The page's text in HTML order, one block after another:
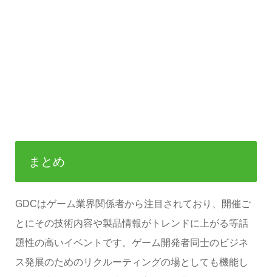
まとめ
GDCはゲーム業界関係者から注目されており、開催ご
とにその技術内容や製品情報がトレンドに上がる等話
題性の高いイベントです。ゲーム開発者同士のビジネ
ス発展のためのリクルーティングの場としても機能し